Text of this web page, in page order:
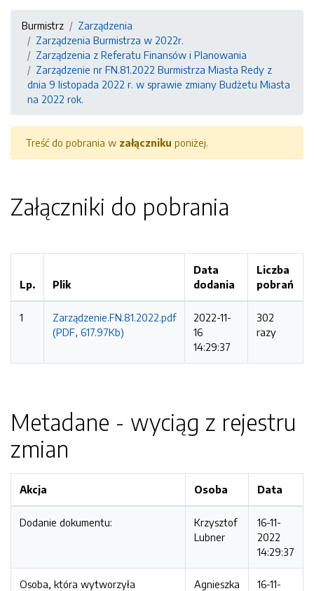
Burmistrz
Zarządzenia
Zarządzenia Burmistrza w 2022r.
Zarządzenia z Referatu Finansów i Planowania
Zarządzenie nr FN.81.2022 Burmistrza Miasta Redy z
dnia 9 listopada 2022 r. w sprawie zmiany Budżetu Miasta
na 2022 rok.
Treść do pobrania w załączniku poniżej.
Załączniki do pobrania
Lp. Plik
Data
dodania
Liczba
pobrań
1
Zarządzenie.FN.81.2022.pdf
(PDF, 617.97Kb)
2022-11-
16
14:29:37
302
razy
Metadane - wyciąg z rejestru
zmian
Akcja Osoba Data
Dodanie dokumentu:
Krzysztof
Lubner
16-11-
2022
14:29:37
Osoba, która wytworzyła
Agnieszka
16-11-